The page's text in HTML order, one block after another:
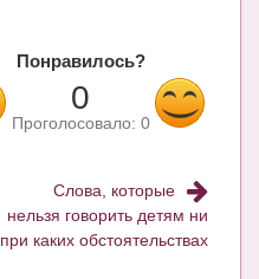
Понравилось?
0
Проголосовало: 0
Слова, которые
нельзя говорить детям ни
при каких обстоятельствах